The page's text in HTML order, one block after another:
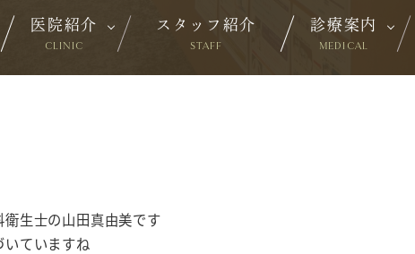
医院紹介
CLINIC
スタッフ紹介
STAFF
診療案内
MEDICAL
生士の山田真由美です
ていますね